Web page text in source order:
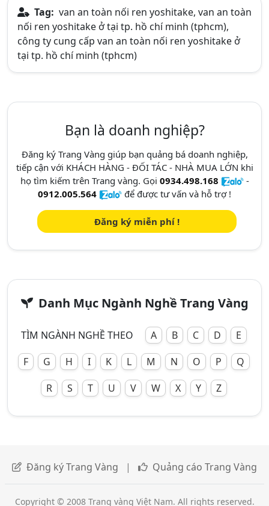
Tag: van an toàn nối ren yoshitake, van an toàn
nối ren yoshitake ở tại tp. hồ chí minh (tphcm),
công ty cung cấp van an toàn nối ren yoshitake ở
tại tp. hồ chí minh (tphcm)
Bạn là doanh nghiệp?
Đăng ký Trang Vàng giúp bạn quảng bá doanh nghiệp,
tiếp cận với KHÁCH HÀNG - ĐỐI TÁC - NHÀ MUA LỚN khi
họ tìm kiếm trên Trang vàng. Gọi 0934.498.168
-
0912.005.564
để được tư vấn và hỗ trợ !
Đăng ký miễn phí !
Danh Mục Ngành Nghề Trang Vàng
TÌM NGÀNH NGHỀ THEO A B C D
E
F
G H I K L M N O P
Q
R
S T U V W X Y Z
Đăng ký Trang Vàng | Quảng cáo Trang Vàng
Copyright © 2008 Trang vàng Việt Nam. All rights reserved.